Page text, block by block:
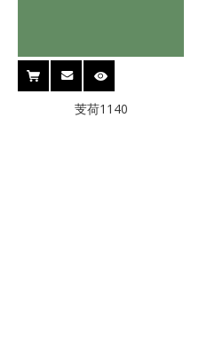
芰荷1140